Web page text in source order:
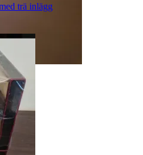
trä inlägg